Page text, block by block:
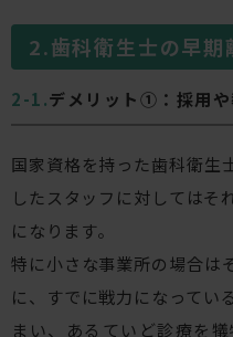
歯科衛生士の早期
デメリット①：採用
国家資格を持った歯科衛生
したスタッフに対してはそ
になります。
特に小さな事業所の場合は
に、すでに戦力になってい
まい、あるていど診療を